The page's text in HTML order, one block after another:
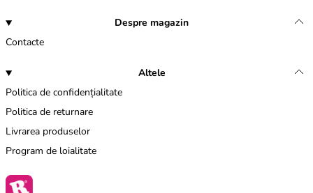
Despre magazin
Contacte
Altele
Politica de confidențialitate
Politica de returnare
Livrarea produselor
Program de loialitate